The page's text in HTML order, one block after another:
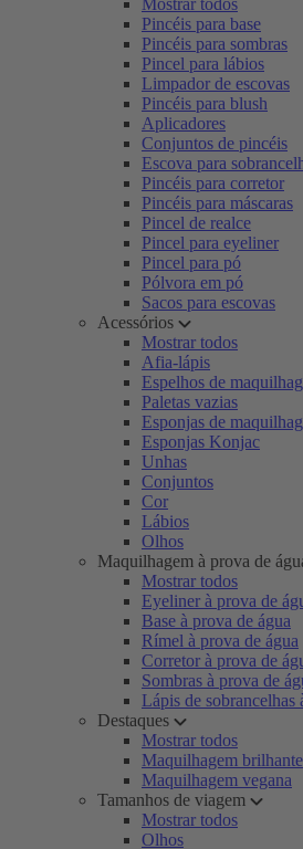
Mostrar todos
Pincéis para base
Pincéis para sombras
Pincel para lábios
Limpador de escovas
Pincéis para blush
Aplicadores
Conjuntos de pincéis
Escova para
Pincéis para corretor
Pincéis para máscaras
Pincel de realce
Pincel para eyeliner
Pincel para pó
Pólvora em pó
Sacos para escovas
Acessórios
Mostrar todos
Afia-lápis
Espelhos de
Paletas vazias
Esponjas de
Esponjas Konjac
Unhas
Conjuntos
Cor
Lábios
Olhos
Maquilhagem à prova de
Mostrar todos
Eyeliner à prova de
Base à prova de água
Rímel à prova de água
Corretor à prova de
Sombras à prova de
Lápis de sobrancelhas
Destaques
Mostrar todos
Maquilhagem brilhante
Maquilhagem vegana
Tamanhos de viagem
Mostrar todos
Olhos